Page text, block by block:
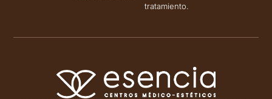
tratamiento.